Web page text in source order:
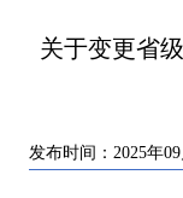
关于变更省
发布时间：2025年